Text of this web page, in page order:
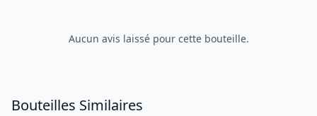
Aucun avis laissé pour cette bouteille.
Bouteilles Similaires